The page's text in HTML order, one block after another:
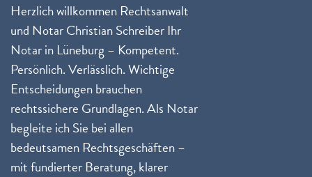
Herzlich willkommen Rechtsanwalt
und Notar Christian Schreiber Ihr
Notar in Lüneburg – Kompetent.
Persönlich. Verlässlich. Wichtige
Entscheidungen brauchen
rechtssichere Grundlagen. Als Notar
begleite ich Sie bei allen
bedeutsamen Rechtsgeschäften –
mit fundierter Beratung, klarer